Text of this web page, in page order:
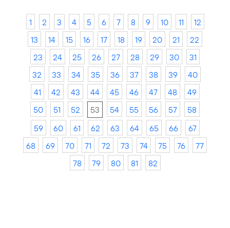
1 2 3 4 5 6 7 8 9 10 11
12
13
14 15 16 17 18 19 20 21
22
23
24 25 26 27 28 29 30
31
32
33 34 35 36 37 38 39
40
41
42 43 44 45 46 47 48
49
50
51 52 53 54 55 56 57
58
59
60 61 62 63 64 65 66
67
68
69 70 71 72 73 74 75 76
77
78
79 80 81 82